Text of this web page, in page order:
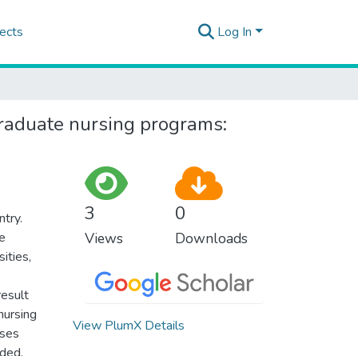
Log In
nursing programs:
3
Views
0
Downloads
View PlumX Details